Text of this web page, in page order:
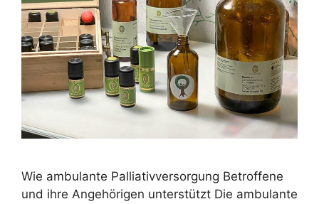
Wie ambulante Palliativversorgung Betroffene
und ihre Angehörigen unterstützt Die ambulante